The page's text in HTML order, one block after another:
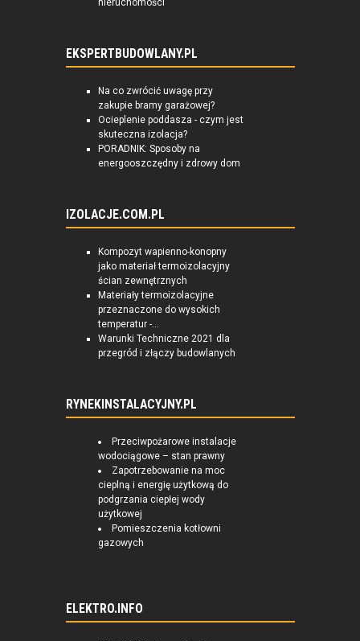
EKSPERTBUDOWLANY.PL
Na co zwrócić uwagę przy
zakupie bramy garażowej?
Ocieplenie poddasza - czym jest
skuteczna izolacja?
PORADNIK: Sposoby na
energooszczędny i zdrowy dom
IZOLACJE.COM.PL
Kompozyt wapienno-konopny
jako materiał termoizolacyjny
ścian zewnętrznych
Materiały termoizolacyjne
przeznaczone do wysokich
temperatur -...
Warunki Techniczne 2021 dla
przegród i złączy budowlanych
RYNEKINSTALACYJNY.PL
Przeciwpożarowe instalacje
wodociągowe – stan prawny
Zapotrzebowanie na moc
cieplną i energię użytkową do
podgrzania ciepłej wody
użytkowej
Pomieszczenia kotłowni
gazowych
ELEKTRO.INFO